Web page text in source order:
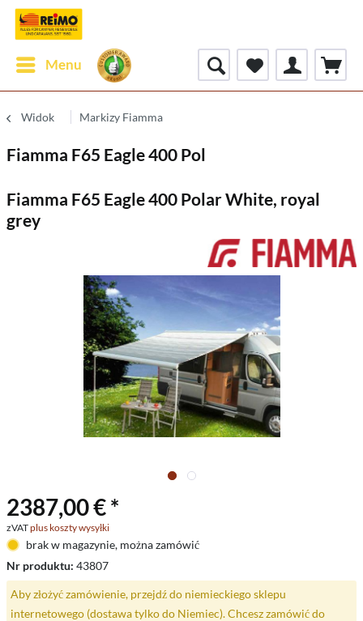
Menu
Widok Markizy Fiamma
Fiamma F65 Eagle 400 Pol
Fiamma F65 Eagle 400 Polar White, royal
grey
2387,00 € *
zVATplus koszty wysyłki
brak w magazynie, można zamówić
Nr produktu: 43807
Aby złożyć zamówienie, przejdź do niemieckiego sklepu
internetowego (dostawa tylko do Niemiec). Chcesz zamówić do